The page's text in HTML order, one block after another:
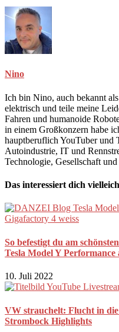
Nino
Ich bin Nino, auch bekannt
elektrisch und teile meine
Fahren und humanoide
in einem Großkonzern habe
hauptberuflich YouTuber und
Autoindustrie, IT und
Technologie, Gesellschaft
Das interessiert dich
So befestigt du am
Tesla Model Y Performance
10. Juli 2022
VW strauchelt: Flucht in
Strombock Highlights